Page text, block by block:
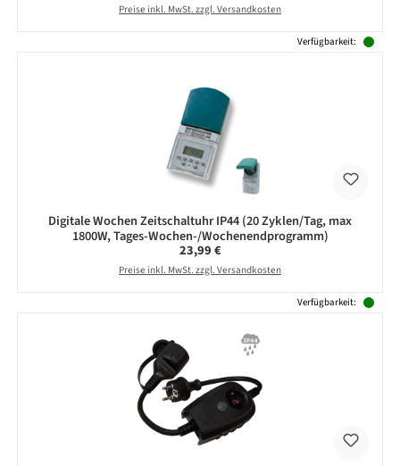
Preise inkl. MwSt. zzgl. Versandkosten
Verfügbarkeit:
Digitale Wochen Zeitschaltuhr IP44 (20 Zyklen/Tag, max
1800W, Tages-Wochen-/Wochenendprogramm)
Regulärer Preis:
23,99 €
Preise inkl. MwSt. zzgl. Versandkosten
Verfügbarkeit: